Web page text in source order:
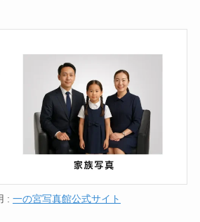
: 一の宮写真館公式サイト